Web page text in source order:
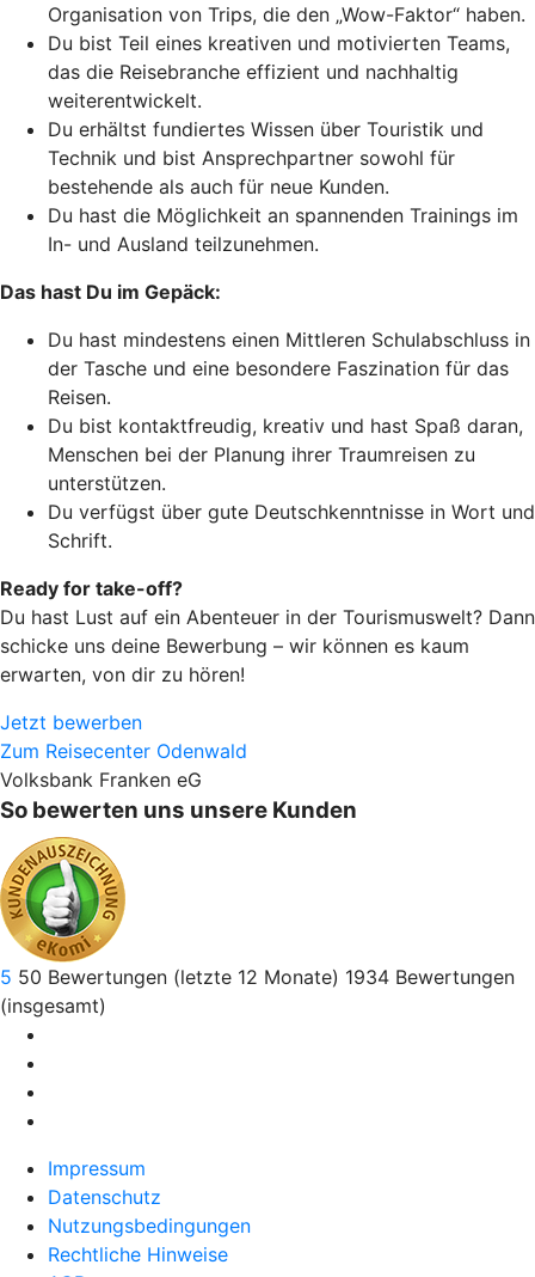
Organisation von Trips, die den „Wow-Faktor“ haben.
Du bist Teil eines kreativen und motivierten Teams,
das die Reisebranche effizient und nachhaltig
weiterentwickelt.
Du erhältst fundiertes Wissen über Touristik und
Technik und bist Ansprechpartner sowohl für
bestehende als auch für neue Kunden.
Du hast die Möglichkeit an spannenden Trainings im
In- und Ausland teilzunehmen.
Das hast Du im Gepäck:
Du hast mindestens einen Mittleren Schulabschluss in
der Tasche und eine besondere Faszination für das
Reisen.
Du bist kontaktfreudig, kreativ und hast Spaß daran,
Menschen bei der Planung ihrer Traumreisen zu
unterstützen.
Du verfügst über gute Deutschkenntnisse in Wort und
Schrift.
Ready for take-off?
Du hast Lust auf ein Abenteuer in der Tourismuswelt? Dann
schicke uns deine Bewerbung – wir können es kaum
erwarten, von dir zu hören!
Jetzt bewerben
Zum Reisecenter Odenwald
Volksbank Franken eG
So bewerten uns unsere Kunden
5 50 Bewertungen (letzte 12 Monate) 1934 Bewertungen
(insgesamt)
Impressum
Datenschutz
Nutzungsbedingungen
Rechtliche Hinweise